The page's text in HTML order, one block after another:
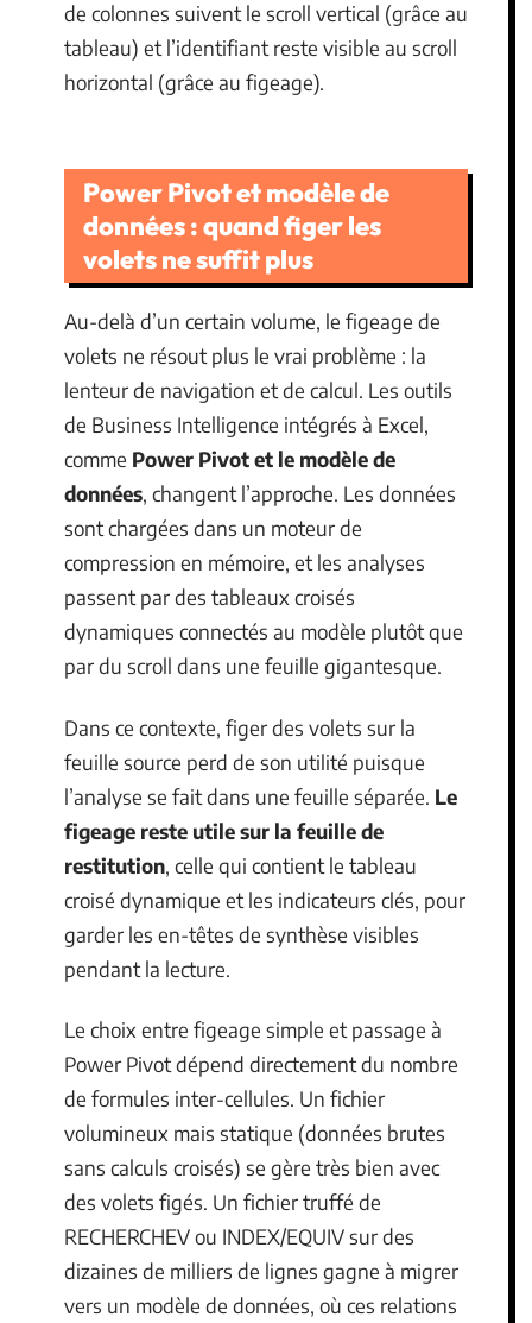
de colonnes suivent le scroll vertical (grâce au
tableau) et l’identifiant reste visible au scroll
horizontal (grâce au figeage).
Power Pivot et modèle de
données : quand figer les
volets ne suffit plus
Au-delà d’un certain volume, le figeage de
volets ne résout plus le vrai problème : la
lenteur de navigation et de calcul. Les outils
de Business Intelligence intégrés à Excel,
comme Power Pivot et le modèle de
données, changent l’approche. Les données
sont chargées dans un moteur de
compression en mémoire, et les analyses
passent par des tableaux croisés
dynamiques connectés au modèle plutôt que
par du scroll dans une feuille gigantesque.
Dans ce contexte, figer des volets sur la
feuille source perd de son utilité puisque
l’analyse se fait dans une feuille séparée. Le
figeage reste utile sur la feuille de
restitution, celle qui contient le tableau
croisé dynamique et les indicateurs clés, pour
garder les en-têtes de synthèse visibles
pendant la lecture.
Le choix entre figeage simple et passage à
Power Pivot dépend directement du nombre
de formules inter-cellules. Un fichier
volumineux mais statique (données brutes
sans calculs croisés) se gère très bien avec
des volets figés. Un fichier truffé de
RECHERCHEV ou INDEX/EQUIV sur des
dizaines de milliers de lignes gagne à migrer
vers un modèle de données, où ces relations